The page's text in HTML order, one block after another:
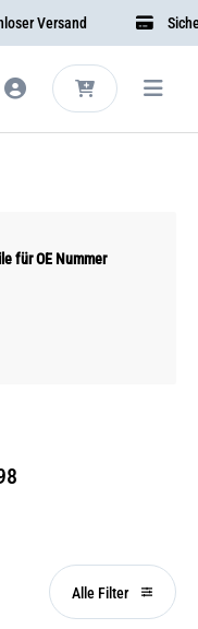
Versand
für OE Nummer
Alle Filter